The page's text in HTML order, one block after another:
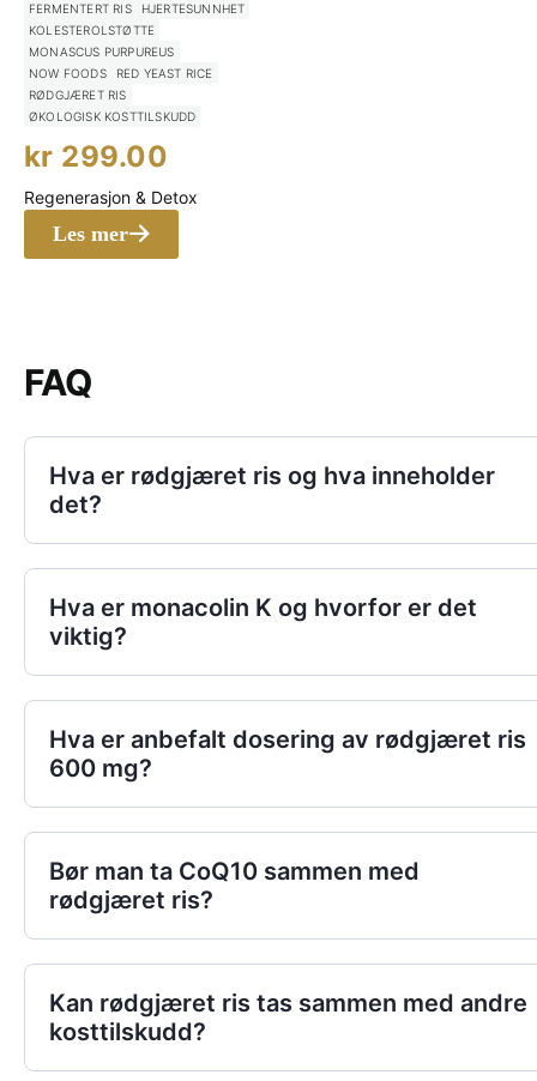
FERMENTERT RIS
HJERTESUNNHET
KOLESTEROLSTØTTE
MONASCUS PURPUREUS
NOW FOODS
RED YEAST RICE
RØDGJÆRET RIS
ØKOLOGISK KOSTTILSKUDD
kr 299.00
Les mer
Regenerasjon & Detox
FAQ
Hva er rødgjæret ris og hva inneholder
det?
Hva er monacolin K og hvorfor er det
viktig?
Hva er anbefalt dosering av rødgjæret ris
600 mg?
Bør man ta CoQ10 sammen med
rødgjæret ris?
Kan rødgjæret ris tas sammen med andre
kosttilskudd?